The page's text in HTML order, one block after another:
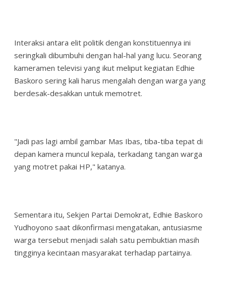
Interaksi antara elit politik dengan konstituennya ini
seringkali dibumbuhi dengan hal-hal yang lucu. Seorang
kameramen televisi yang ikut meliput kegiatan Edhie
Baskoro sering kali harus mengalah dengan warga yang
berdesak-desakkan untuk memotret.
"Jadi pas lagi ambil gambar Mas Ibas, tiba-tiba tepat di
depan kamera muncul kepala, terkadang tangan warga
yang motret pakai HP," katanya.
Sementara itu, Sekjen Partai Demokrat, Edhie Baskoro
Yudhoyono saat dikonfirmasi mengatakan, antusiasme
warga tersebut menjadi salah satu pembuktian masih
tingginya kecintaan masyarakat terhadap partainya.